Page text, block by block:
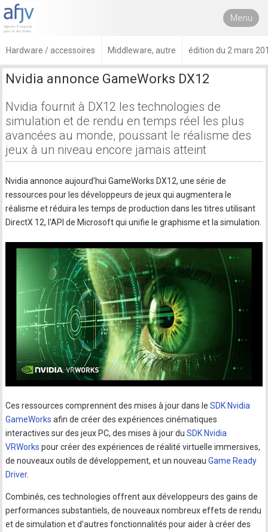
Menu
Hardware / accessoires Middleware, autre édition du 2 mars
Nvidia annonce GameWorks DX12
Nvidia fournit à DX12 les technologies de
simulation et de rendu en temps réel les plus
avancées au monde, poussant le réalisme des
jeux à un niveau encore jamais atteint
Nvidia annonce aujourd'hui GameWorks DX12, une série de
ressources pour les développeurs de jeux qui augmentera le
réalisme et réduira les temps de production dans les titres utilisant
DirectX 12, l'API de Microsoft qui unifie le graphisme et la simulation.
Ces ressources comprennent des mises à jour dans leSDK Nvidia
GameWorks afin de créer des expériences cinématiques
interactives sur des jeux PC, des mises à jour duSDK Nvidia
VRWorks pour créer des expériences de réalité virtuelle immersives,
de nouveaux outils de développement, et un nouveauGame Ready
Driver.
Combinés, ces technologies offrent aux développeurs des gains de
performances substantiels, de nouveaux nombreux effets de rendu
et de simulation et d'autres fonctionnalités pour aider à créer des